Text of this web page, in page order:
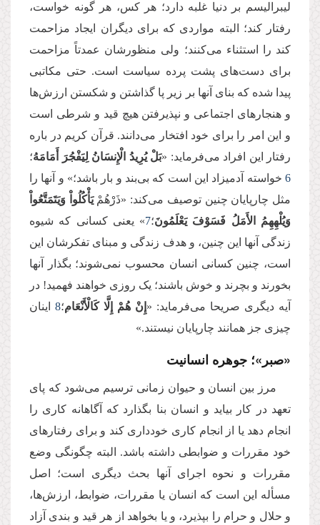
لیبرالیسم بر دنیا غلبه دارد؛ هر كس، هر گونه خواست،
رفتار كند؛ البته مواردی كه برای دیگران ایجاد مزاحمت
كند را استثناء می‌كنند؛ ولی منظورشان عمدتاً مزاحمت
برای دست‌های پشت پرده سیاست است. حتی مکاتبی
پیدا شده که بنای آنها بر زیر پا گذاشتن و شكستن ارزش‌ها
و هنجارهای اجتماعی و نپذیرفتن هیچ قید و شرطی است
و این امر را برای خود افتخار می‌دانند. قرآن كریم در باره
رفتار این افراد می‌فرماید: «بَلْ یُرِیدُ الْإِنسَانُ لِیَفْجُرَ أَمَامَهُ؛
6 خواسته آدمیزاد این است كه بی‌بند و بار باشد؛» و آنها را
مثل چارپایان چنین توصیف می‌كند: «ذَرْهُمْیَأْكُلُواْ وَیَتَمَتَّعُواْ
وَیُلْهِهِمُ الأَمَلُ فَسَوْفَ یَعْلَمُونَ؛7» یعنی کسانی که شیوه
زندگی آنها این چنین، و هدف زندگی و مبنای تفكرشان این
است، چنین كسانی انسان محسوب نمی‌شوند؛ بگذار آنها
بخورند و بچرند و خوش باشند؛ یک روزی خواهند فهمید! در
آیه‌ دیگری صریحا می‌فرماید: « إِنْ هُمْ إِلَّا كَالْأَنْعَامِ؛8 اینان
چیزی جز همانند چارپایان نیستند.»
«صبر»؛ جوهره انسانیت
مرز بین انسان و حیوان زمانی ترسیم می‌شود که پای
تعهد در کار بیاید و انسان بنا بگذارد كه آگاهانه کاری را
انجام دهد یا از انجام کاری خودداری كند و برای رفتارهای
خود مقررات و ضوابطی داشته باشد. البته چگونگی وضع
مقررات و نحوه اجرای آنها بحث دیگری است؛ اصل
مسأله این است كه انسان یا مقررات، ضوابط، ارزش‌ها،
و حلال و حرام را بپذیرد، و یا بخواهد از هر قید و بندی آزاد